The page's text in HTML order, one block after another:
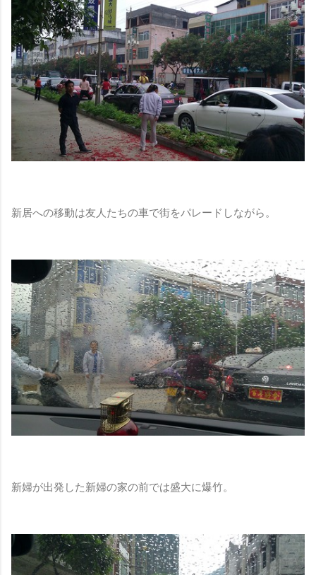
新居への移動は友人たちの車で街をパレードしながら。
新婦が出発した新婦の家の前では盛大に爆竹。